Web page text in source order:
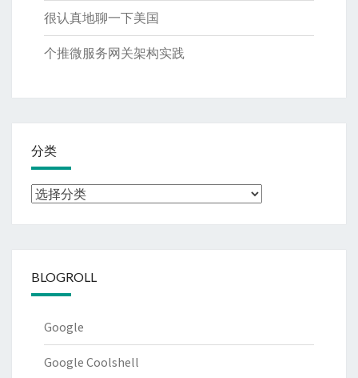
很认真地聊一下美国
个推微服务网关架构实践
分类
分
BLOGROLL
Google
Google Coolshell